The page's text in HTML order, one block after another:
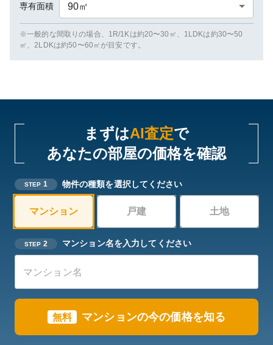
専有面積 90㎡
※一般的な間取りの場合、1R/1Kは約20〜30㎡、1LDKは約30〜50
㎡、2LDKは約50〜60㎡が目安です。
まずはAI査定で
あなたの部屋の価格を確認
STEP 1 物件の種類を選択してください
マンション 戸建 土地
STEP 2 マンション名を入力してください
無料 マンションの今の価格を知る